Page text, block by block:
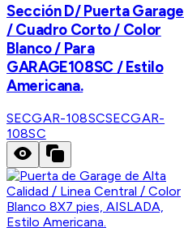
Sección D/ Puerta Garage
/ Cuadro Corto / Color
Blanco / Para
GARAGE108SC / Estilo
Americana.
SECGAR-108SCSECGAR-
108SC